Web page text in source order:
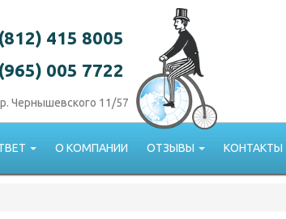
415 8005
005 7722
Чернышевского 11/57
О КОМПАНИИ ОТЗЫВЫ КОНТАКТЫ